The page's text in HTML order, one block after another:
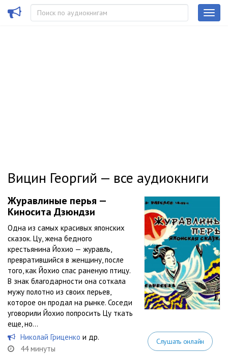
Вицин Георгий — все аудиокниги
Журавлиные перья —
Киносита Дзюндзи
Одна из самых красивых японских
сказок. Цу, жена бедного
крестьянина Йохио — журавль,
превратившийся в женщину, после
того, как Йохио спас раненую птицу.
В знак благодарности она соткала
мужу полотно из своих перьев,
которое он продал на рынке. Соседи
уговорили Йохио попросить Цу ткать
еще, но...
Николай Гриценко и др.
44 минуты
Слушать онлайн